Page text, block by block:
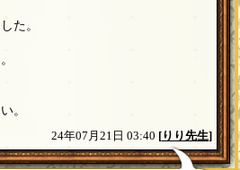
た。
。
24年07月21日 03:40 [りり先生]